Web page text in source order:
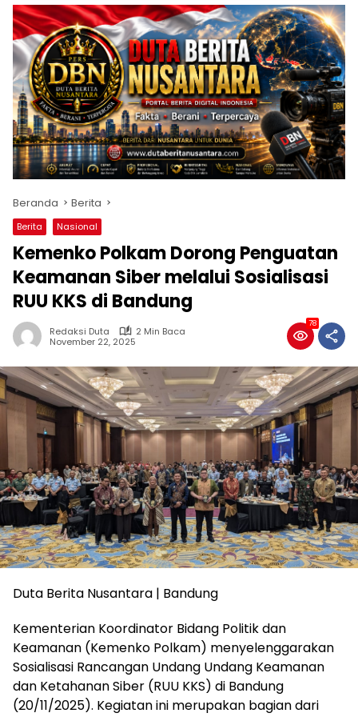
Beranda Berita
Berita Nasional
Kemenko Polkam Dorong Penguatan
Keamanan Siber melalui Sosialisasi
RUU KKS di Bandung
Redaksi Duta
2 Min Baca
November 22, 2025
78
Duta Berita Nusantara | Bandung
Kementerian Koordinator Bidang Politik dan
Keamanan (Kemenko Polkam) menyelenggarakan
Sosialisasi Rancangan Undang Undang Keamanan
dan Ketahanan Siber (RUU KKS) di Bandung
(20/11/2025). Kegiatan ini merupakan bagian dari